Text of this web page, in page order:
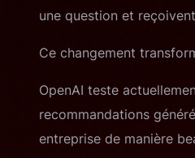
une question et
Ce changement
OpenAI teste
recommandations
entreprise de manière